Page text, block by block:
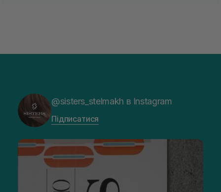
@sisters_stelmakh в Instagram
Підписатися